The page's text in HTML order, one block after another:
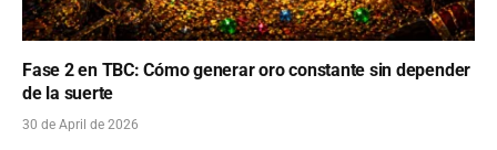
Fase 2 en TBC: Cómo generar oro constante sin depender
de la suerte
30 de April de 2026